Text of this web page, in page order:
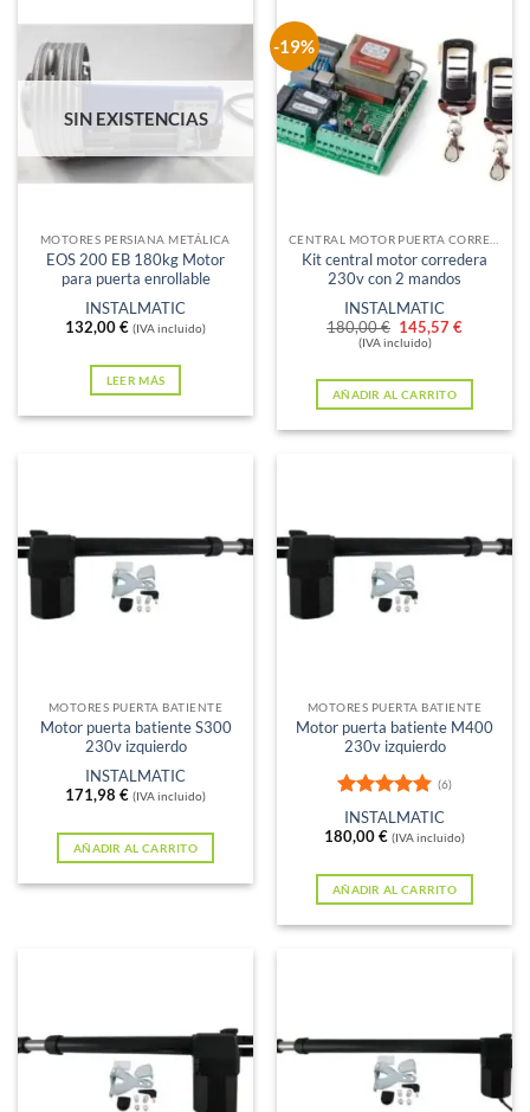
múltiples
variantes.
Las
opciones
se
en
la
de
producto
SIN EXISTENCIAS
MOTORES PERSIANA METÁLICA
EOS 200 EB 180kg Motor
para puerta enrollable
INSTALMATIC
132,00€ (IVA incluido)
LEER MÁS
-19%
CENTRAL MOTOR PUERTA CORREDERA
Kit central motor corredera
230v con 2 mandos
INSTALMATIC
180,00€ El
precio
era:
180,00 €.
145,57€El
es:
(IVA incluido)
AÑADIR AL CARRITO
MOTORES PUERTA BATIENTE
Motor puerta batiente S300
230v izquierdo
INSTALMATIC
171,98 € (IVA incluido)
AÑADIR AL CARRITO
MOTORES PUERTA BATIENTE
Motor puerta batiente M400
230v izquierdo
Valorado
con4.83
de 5
(6)
INSTALMATIC
180,00€ (IVA incluido)
AÑADIR AL CARRITO